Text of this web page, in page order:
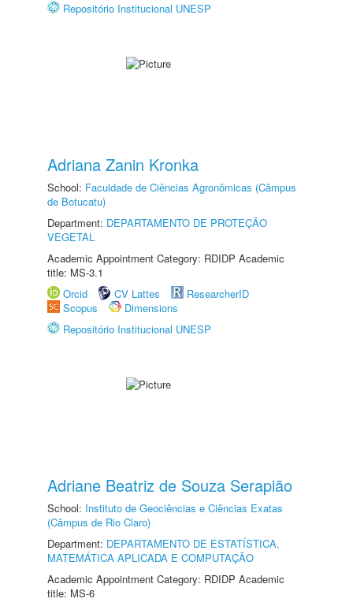
Repositório Institucional UNESP
Adriana Zanin Kronka
School: Faculdade de Ciências Agronômicas (Câmpus
de Botucatu)
Department: DEPARTAMENTO DE PROTEÇÃO
VEGETAL
Academic Appointment Category: RDIDP Academic
title: MS-3.1
Orcid
CV Lattes
ResearcherID
Scopus
Dimensions
Repositório Institucional UNESP
Adriane Beatriz de Souza Serapião
School: Instituto de Geociências e Ciências Exatas
(Câmpus de Rio Claro)
Department: DEPARTAMENTO DE ESTATÍSTICA,
MATEMÁTICA APLICADA E COMPUTAÇÃO
Academic Appointment Category: RDIDP Academic
title: MS-6